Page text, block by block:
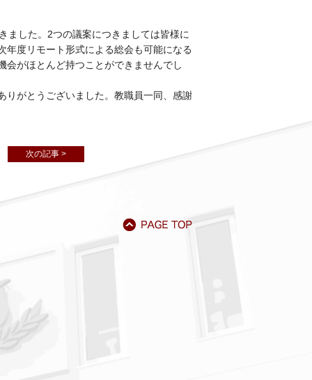
ました。2つの議案につきましては皆様に
度リモート形式による総会も可能になる
会がほとんど持つことができませんでし
りがとうございました。教職員一同、感謝
次の記事 >